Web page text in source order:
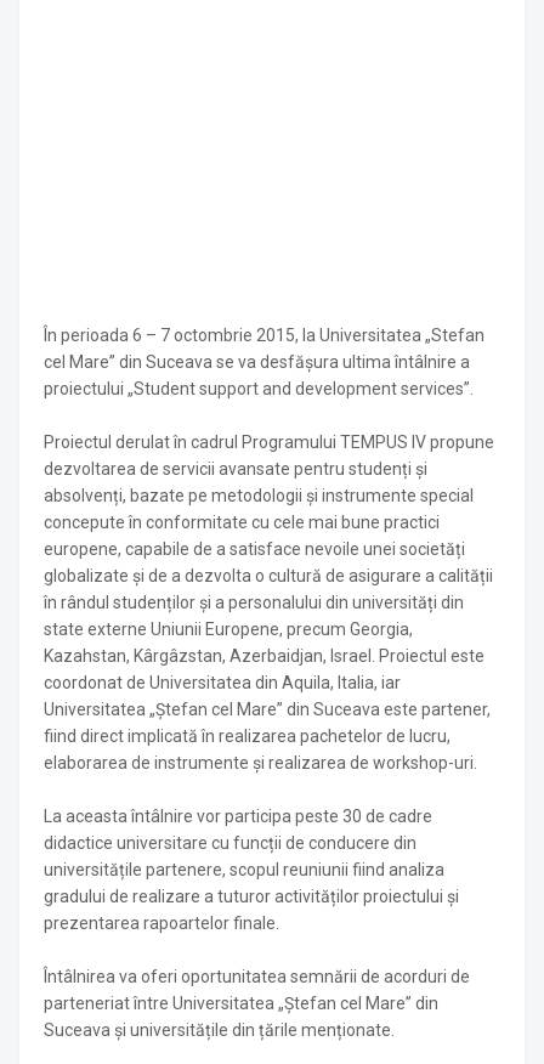
În perioada 6 – 7 octombrie 2015, la Universitatea „Stefan
cel Mare” din Suceava se va desfășura ultima întâlnire a
proiectului „Student support and development services”.
Proiectul derulat în cadrul Programului TEMPUS IV propune
dezvoltarea de servicii avansate pentru studenți și
absolvenți, bazate pe metodologii și instrumente special
concepute în conformitate cu cele mai bune practici
europene, capabile de a satisface nevoile unei societăți
globalizate și de a dezvolta o cultură de asigurare a calității
în rândul studenților și a personalului din universități din
state externe Uniunii Europene, precum Georgia,
Kazahstan, Kârgâzstan, Azerbaidjan, Israel. Proiectul este
coordonat de Universitatea din Aquila, Italia, iar
Universitatea „Ştefan cel Mare” din Suceava este partener,
fiind direct implicată în realizarea pachetelor de lucru,
elaborarea de instrumente și realizarea de workshop-uri.
La aceasta întâlnire vor participa peste 30 de cadre
didactice universitare cu funcții de conducere din
universitățile partenere, scopul reuniunii fiind analiza
gradului de realizare a tuturor activităților proiectului și
prezentarea rapoartelor finale.
Întâlnirea va oferi oportunitatea semnării de acorduri de
parteneriat între Universitatea „Ștefan cel Mare” din
Suceava și universitățile din țările menționate.